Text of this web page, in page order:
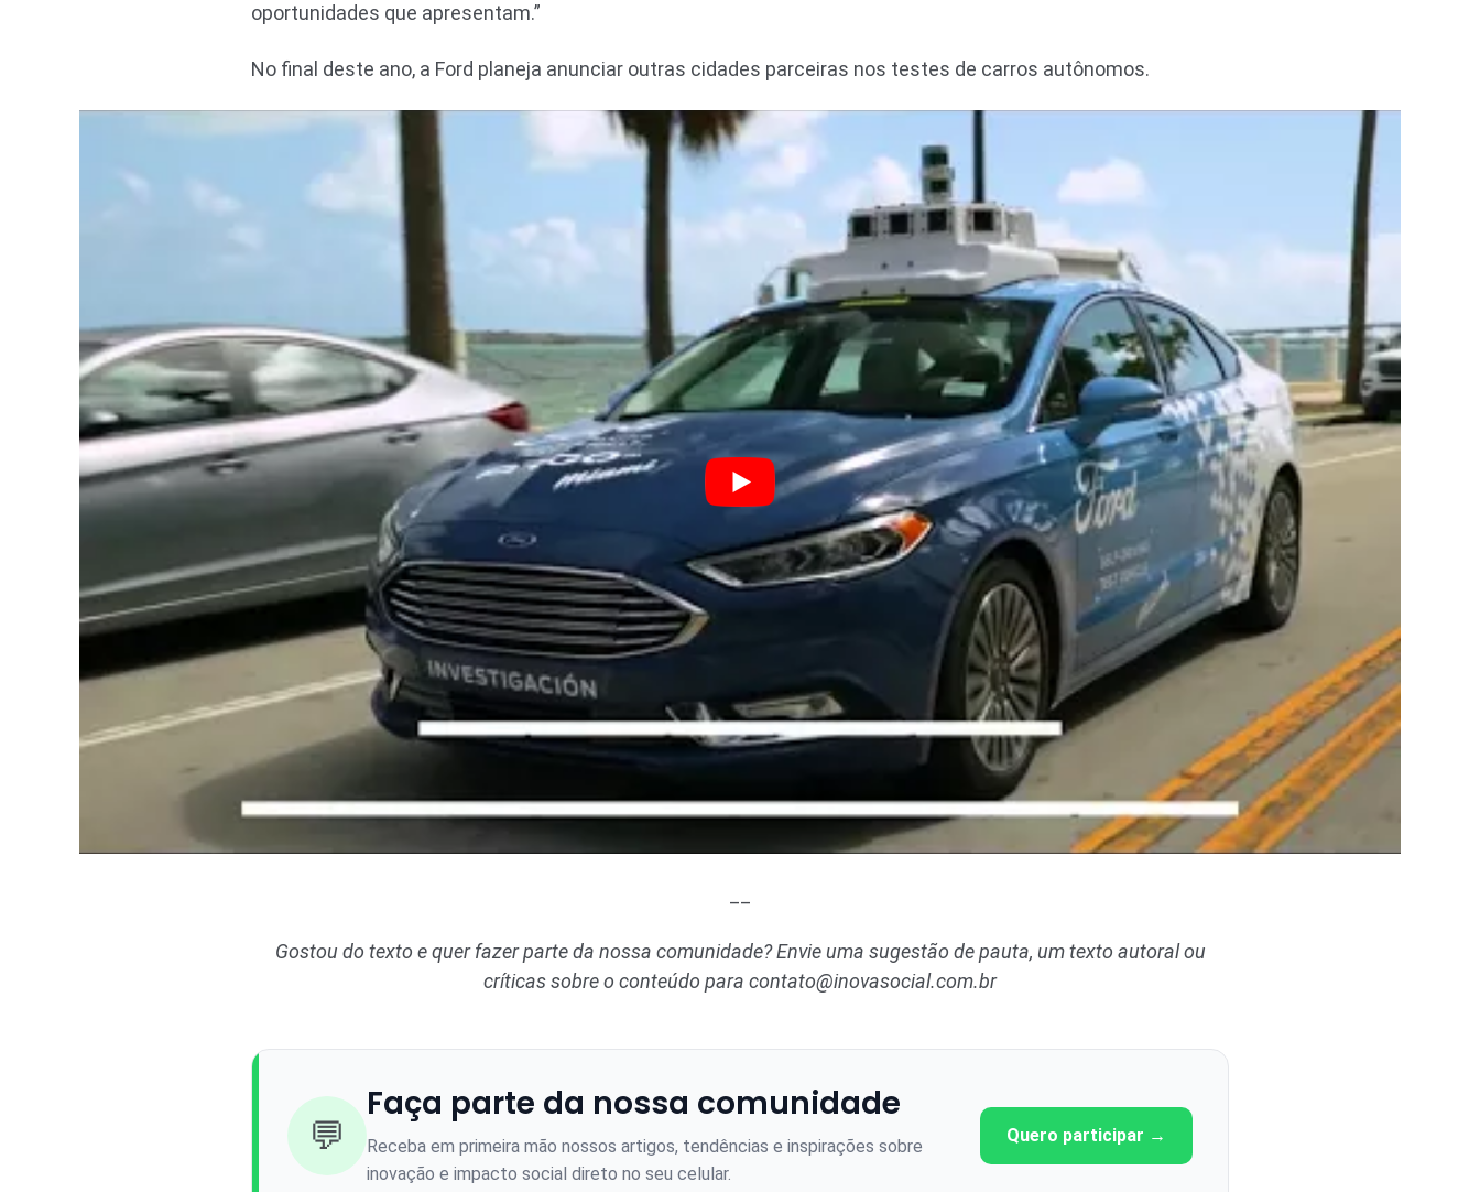
oportunidades que apresentam.”
No final deste ano, a Ford planeja anunciar outras cidades parceiras nos testes de carros autônomos.
Gostou do texto e quer fazer parte da nossa comunidade? Envie uma sugestão de pauta, um texto autoral ou
críticas sobre o conteúdo para contato@inovasocial.com.br
💬
Faça parte da nossa comunidade
Receba em primeira mão nossos artigos, tendências e inspirações sobre
inovação e impacto social direto no seu celular.
Quero participar →